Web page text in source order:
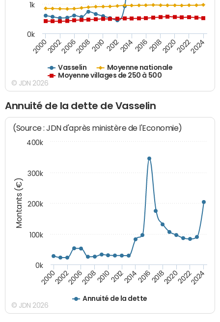
Vasselin
Moyenne nationale
Moyenne villages de 250 à 500
20002002200620082010 2012201420162018202020222024
0k
1k
© JDN 2026
Annuité de la dette de Vasselin
Montants (€)
(Source : JDN d'après ministère de l'Economie)
Annuité de la dette
200020022006200820102012201420162018202020222024
0k
100k
200k
300k
400k
© JDN 2026